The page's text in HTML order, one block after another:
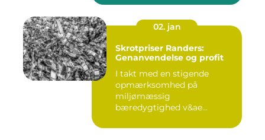
02. jan
Skrotpriser Randers:
Genanvendelse og profit
I takt med en stigende
opmærksomhed på
miljømæssig
bæredygtighed v&ae...